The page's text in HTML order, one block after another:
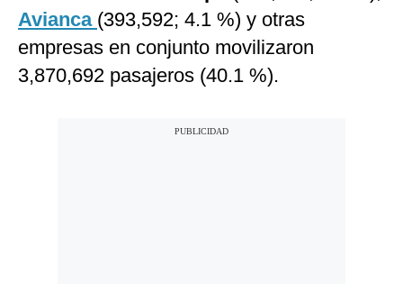
Avianca (393,592; 4.1 %) y otras
empresas en conjunto movilizaron
3,870,692 pasajeros (40.1 %).